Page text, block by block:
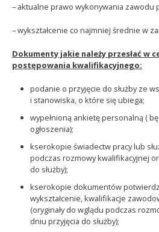
– aktualne prawo wykonywania zawodu
– wykształcenie co najmniej średnie w
Dokumenty jakie należy przesłać w
postępowania kwalifikacyjnego:
podanie o przyjęcie do służby ze
i stanowiska, o które się ubiega;
wypełnioną ankietę personalną (
ogłoszenia);
kserokopie świadectw pracy lub
podczas rozmowy kwalifikacyjnej
do służby);
kserokopie dokumentów
wykształcenie, kwalifikacje
(oryginały do wglądu podczas
dniu przyjęcia do służby);